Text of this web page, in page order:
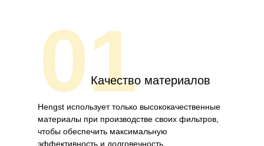
01Качество материалов
Hengst использует только высококачественные
материалы при производстве своих фильтров,
чтобы обеспечить максимальную
эффективность и долговечность.